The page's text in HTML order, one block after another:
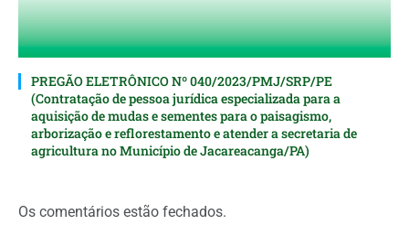
PREGÃO ELETRÔNICO Nº 040/2023/PMJ/SRP/PE
(Contratação de pessoa jurídica especializada para a
aquisição de mudas e sementes para o paisagismo,
arborização e reflorestamento e atender a secretaria de
agricultura no Município de Jacareacanga/PA)
Os comentários estão fechados.